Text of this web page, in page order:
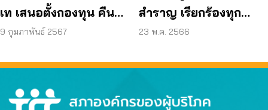
เท เสนอตั้งกองทุน คืน
เงิน สอบบัญชี
9 กุมภาพันธ์ 2567
สำราญ เรียกร้องทุก
บริษัทที่เป็นตัวแทนจำ
ชี้แจง – เยียวยา เร่งกรม
การท่องเที่ยวสะสาง
23 พ.ค. 2566